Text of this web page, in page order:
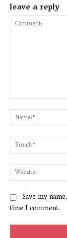
leave a reply
Save my
time I comment.